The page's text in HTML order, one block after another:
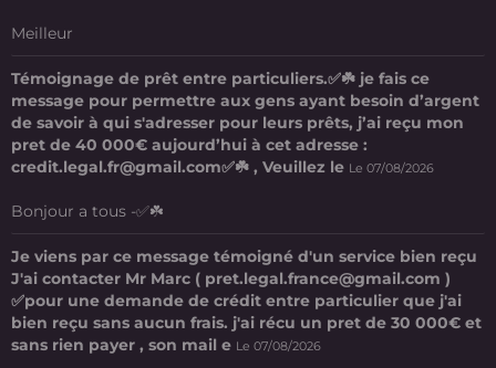
Meilleur
Témoignage de prêt entre particuliers.✅☘️ je fais ce
message pour permettre aux gens ayant besoin d’argent
de savoir à qui s'adresser pour leurs prêts, j’ai reçu mon
pret de 40 000€ aujourd’hui à cet adresse :
credit.legal.fr@gmail.com✅☘️ , Veuillez le Le 07/08/2026
Bonjour a tous -✅☘️
Je viens par ce message témoigné d'un service bien reçu
J'ai contacter Mr Marc ( pret.legal.france@gmail.com )
✅pour une demande de crédit entre particulier que j'ai
bien reçu sans aucun frais. j'ai récu un pret de 30 000€ et
sans rien payer , son mail e Le 07/08/2026